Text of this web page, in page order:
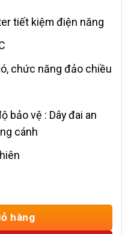
tiết kiệm điện năng
chức năng đảo chiều
bảo vệ : Dây đai an
cánh
5 Cánh HD-131/Coffee
hàng